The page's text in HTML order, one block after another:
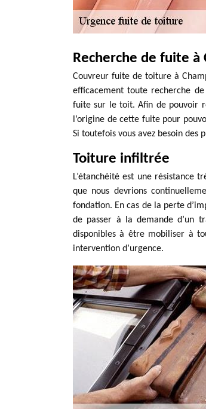
Recherche de fuite à
Couvreur fuite de toiture à
efficacement toute recherche
fuite sur le toit. Afin de pouvoir
l’origine de cette fuite pour
Si toutefois vous avez besoin des
Toiture infiltrée
L’étanchéité est une résistance
que nous devrions
fondation. En cas de la perte
de passer à la demande d’un
disponibles à être mobiliser à
intervention d’urgence.